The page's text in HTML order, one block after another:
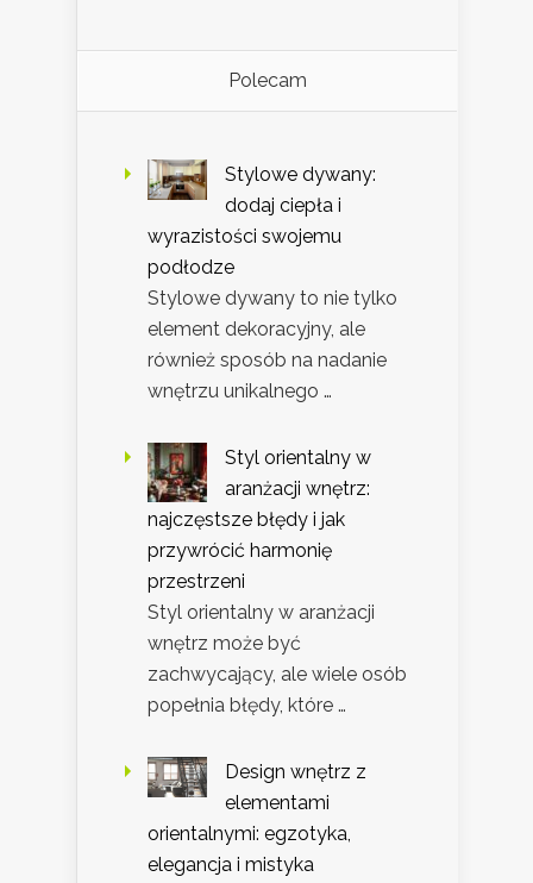
Polecam
Stylowe dywany:
dodaj ciepła i
wyrazistości swojemu
podłodze
Stylowe dywany to nie tylko
element dekoracyjny, ale
również sposób na nadanie
wnętrzu unikalnego …
Styl orientalny w
aranżacji wnętrz:
najczęstsze błędy i jak
przywrócić harmonię
przestrzeni
Styl orientalny w aranżacji
wnętrz może być
zachwycający, ale wiele osób
popełnia błędy, które …
Design wnętrz z
elementami
orientalnymi: egzotyka,
elegancja i mistyka